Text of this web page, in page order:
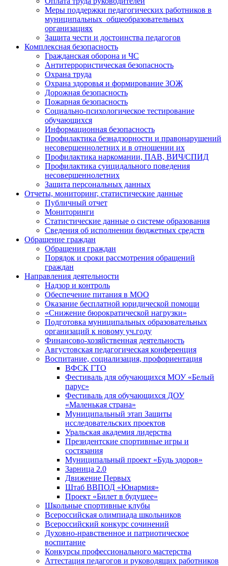
Меры поддержки педагогических работников в
муниципальных общеобразовательных
организациях
Защита чести и достоинства педагогов
Комплексная безопасность
Гражданская оборона и ЧС
Антитеррористическая безопасность
Охрана труда
Охрана здоровья и формирование ЗОЖ
Дорожная безопасность
Пожарная безопасность
Социально-психологическое тестирование
обучающихся
Информационная безопасность
Профилактика безнадзорности и правонарушений
несовершеннолетних и в отношении их
Профилактика наркомании, ПАВ, ВИЧ/СПИД
Профилактика суицидального поведения
несовершеннолетних
Защита персональных данных
Отчеты, мониторинг, статистические данные
Публичный отчет
Мониторинги
Статистические данные о системе образования
Сведения об исполнении бюджетных средств
Обращение граждан
Обращения граждан
Порядок и сроки рассмотрения обращений
граждан
Направления деятельности
Надзор и контроль
Обеспечение питания в МОО
Оказание бесплатной юридической помощи
«Снижение бюрократической нагрузки»
Подготовка муниципальных образовательных
организаций к новому уч.году
Финансово-хозяйственная деятельность
Августовская педагогическая конференция
Воспитание, социализация, профориентация
ВФСК ГТО
Фестиваль для обучающихся МОУ «Белый
парус»
Фестиваль для обучающихся ДОУ
«Маленькая страна»
Муниципальный этап Защиты
исследовательских проектов
Уральская академия лидерства
Президентские спортивные игры и
состязания
Муниципальный проект «Будь здоров»
Зарница 2.0
Движение Первых
Штаб ВВПОД «Юнармия»
Проект «Билет в будущее»
Школьные спортивные клубы
Всероссийская олимпиада школьников
Всероссийский конкурс сочинений
Духовно-нравственное и патриотическое
воспитание
Конкурсы профессионального мастерства
Аттестация педагогов и руководящих работников